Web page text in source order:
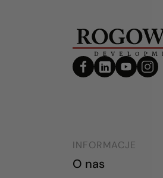
INFORMACJE
O nas